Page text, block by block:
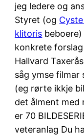
jeg ledere og
Styret (og
klitoris
konkrete
Hallvard
såg ymse filmar
(eg rørte ikkje
det ålment med
er 70
veteranlag Du